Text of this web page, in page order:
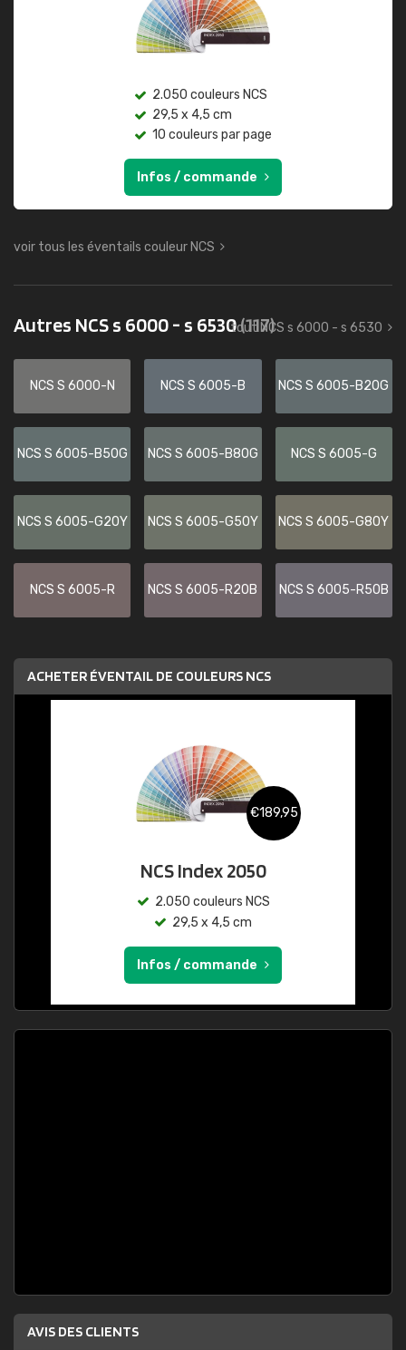
2.050 couleurs NCS
29,5 x 4,5 cm
10 couleurs par page
Infos / commande
voir tous les éventails couleur NCS
Autres NCS s 6000 - s 6530(117)
tout NCS s 6000 - s 6530
NCS S 6000-N NCS S 6005-B NCS S 6005-B20G
NCS S 6005-B50G NCS S 6005-B80G NCS S 6005-G
NCS S 6005-G20Y NCS S 6005-G50Y NCS S 6005-G80Y
NCS S 6005-R NCS S 6005-R20B NCS S 6005-R50B
ACHETER ÉVENTAIL DE COULEURS NCS
€189,95
NCS Index 2050
2.050 couleurs NCS
29,5 x 4,5 cm
Infos / commande
AVIS DES CLIENTS